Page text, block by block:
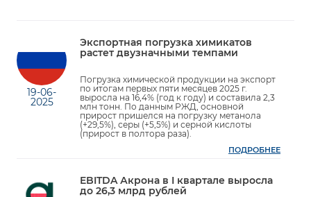
19-06-
2025
Экспортная погрузка химикатов
растет двузначными темпами
Погрузка химической продукции на экспорт
по итогам первых пяти месяцев 2025 г.
выросла на 16,4% (год к году) и составила 2,3
млн тонн. По данным РЖД, основной
прирост пришелся на погрузку метанола
(+29,5%), серы (+5,5%) и серной кислоты
(прирост в полтора раза).
ПОДРОБНЕЕ
EBITDA Акрона в I квартале выросла
до 26,3 млрд рублей